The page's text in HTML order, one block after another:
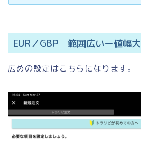
EUR／GBP 範囲広いー値幅大
広めの設定はこちらになります。